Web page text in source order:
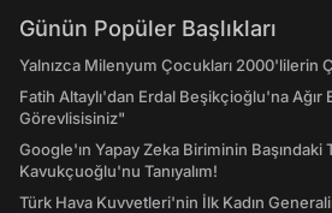
Günün Popüler Başlıkları
Yalnızca Milenyum Çocukları 2000'lilerin
Fatih Altaylı'dan Erdal Beşikçioğlu'na Ağır
Görevlisisiniz"
Google'ın Yapay Zeka Biriminin Başındaki
Kavukçuoğlu'nu Tanıyalım!
Türk Hava Kuvvetleri'nin İlk Kadın